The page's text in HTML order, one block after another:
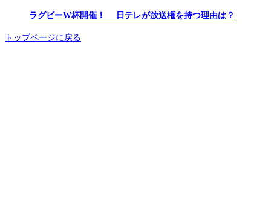
ラグビーW杯開催！ 日テレが放送権を持つ理由は？
トップページに戻る